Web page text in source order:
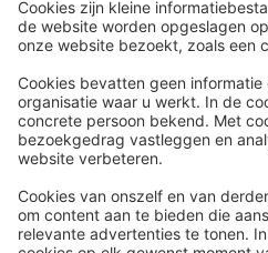
Nieuws
Whitepapers
Webinars
Word lid
Contact
Volg Ons